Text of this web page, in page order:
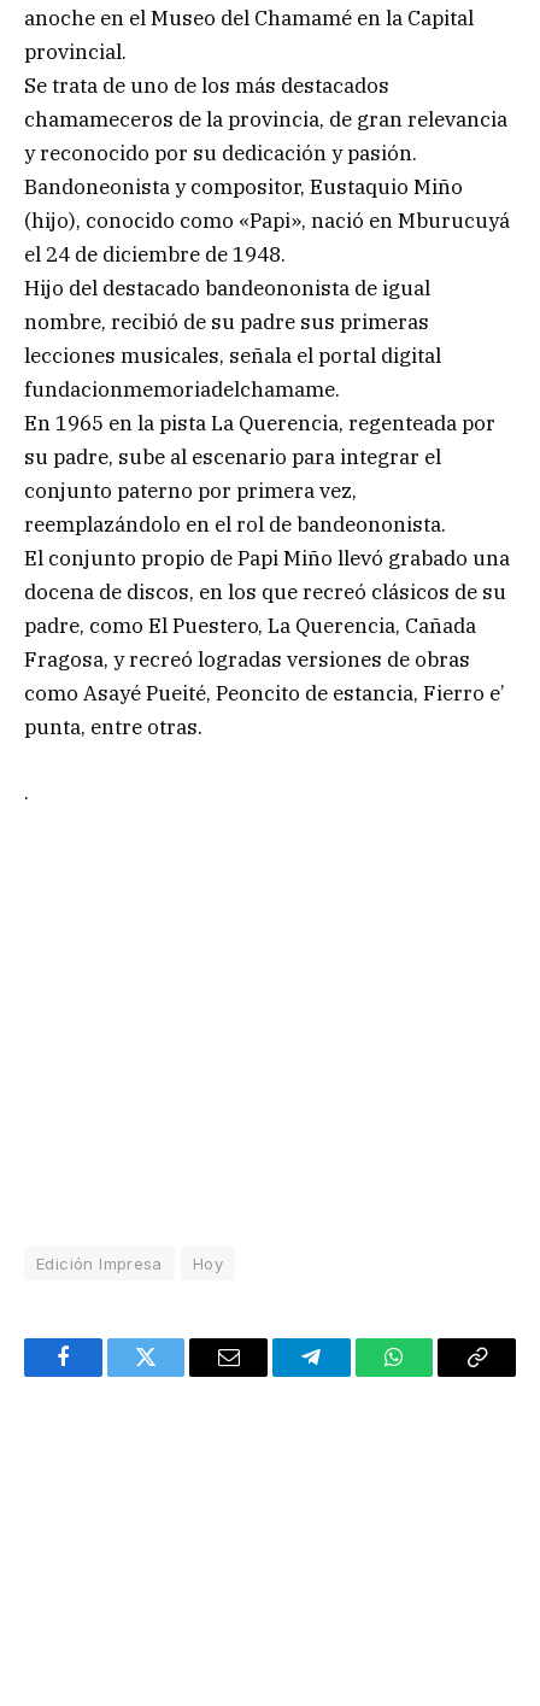
anoche en el Museo del Chamamé en la Capital
provincial.
Se trata de uno de los más destacados
chamameceros de la provincia, de gran relevancia
y reconocido por su dedicación y pasión.
Bandoneonista y compositor, Eustaquio Miño
(hijo), conocido como «Papi», nació en Mburucuyá
el 24 de diciembre de 1948.
Hijo del destacado bandeononista de igual
nombre, recibió de su padre sus primeras
lecciones musicales, señala el portal digital
fundacionmemoriadelchamame.
En 1965 en la pista La Querencia, regenteada por
su padre, sube al escenario para integrar el
conjunto paterno por primera vez,
reemplazándolo en el rol de bandeononista.
El conjunto propio de Papi Miño llevó grabado una
docena de discos, en los que recreó clásicos de su
padre, como El Puestero, La Querencia, Cañada
Fragosa, y recreó logradas versiones de obras
como Asayé Pueité, Peoncito de estancia, Fierro e’
punta, entre otras.
.
Edición Impresa Hoy
FacebookTwitter Email TelegramWhatsAppCopy